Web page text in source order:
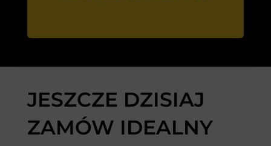
JESZCZE DZISIAJ
ZAMÓW IDEALNY